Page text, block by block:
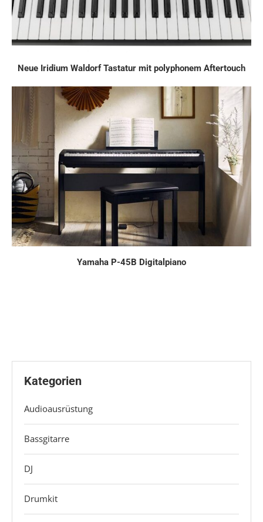
Neue Iridium Waldorf Tastatur mit polyphonem Aftertouch
Yamaha P-45B Digitalpiano
Kategorien
Audioausrüstung
Bassgitarre
DJ
Drumkit